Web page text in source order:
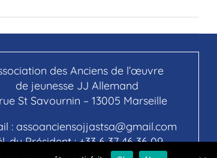
des Anciens de l’œuvre
de jeunesse JJ Allemand
St Savournin – 13005 Marseille
: assoanciensojjastsa@gmail.com
du Président :+33 6 37 46 36 09